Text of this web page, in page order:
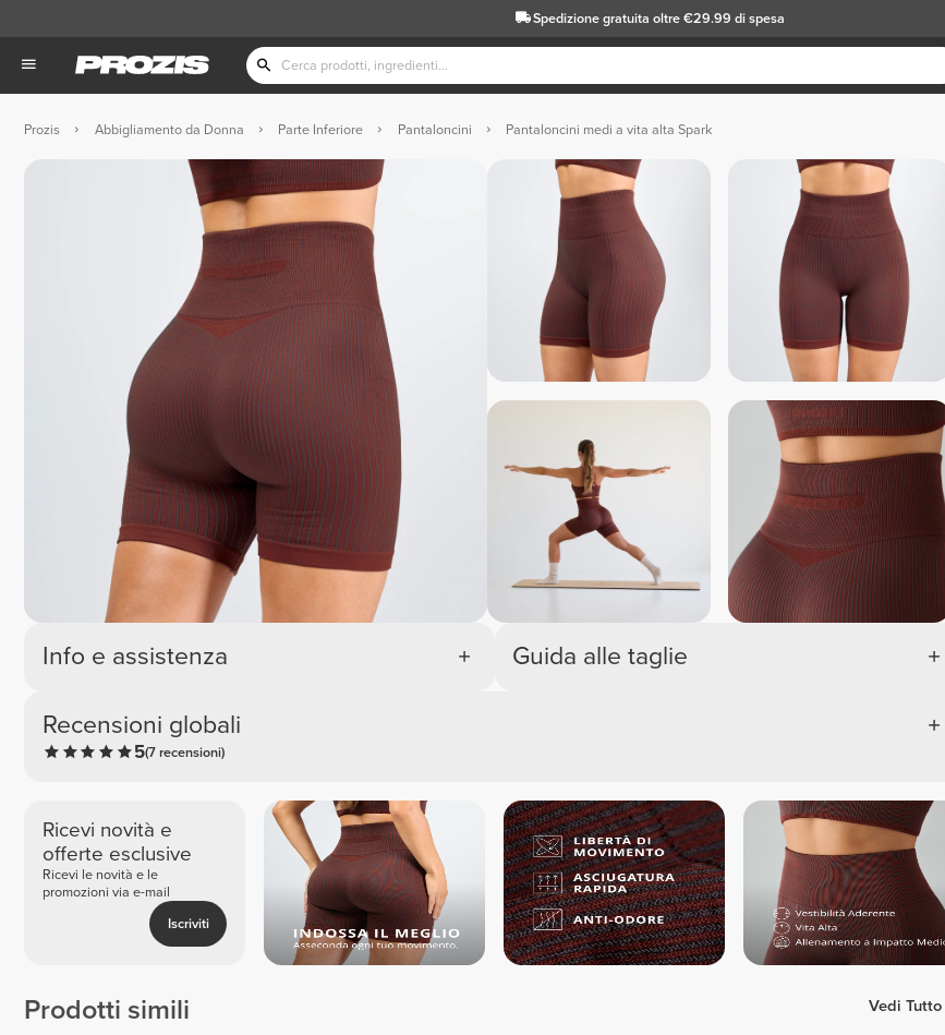
Spedizione gratuita oltre €29.99 di spesa
Prozis Abbigliamento da Donna Parte Inferiore Pantaloncini Pantaloncini medi a vita alta Spark
Info e assistenza
Recensioni globali
5(7 recensioni)
Guida alle taglie
Ricevi novità e
offerte esclusive
Ricevi le novità e le
promozioni via e-mail
Iscriviti
Prodotti simili Vedi Tutto